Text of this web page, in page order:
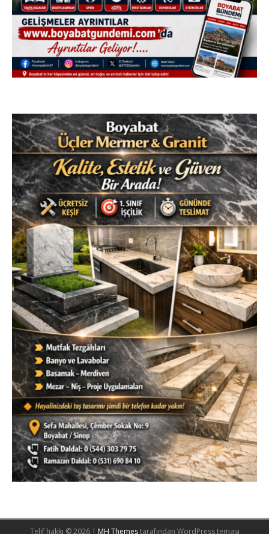
Telif hakkı © 2026 | MH Themestarafından WordPress teması